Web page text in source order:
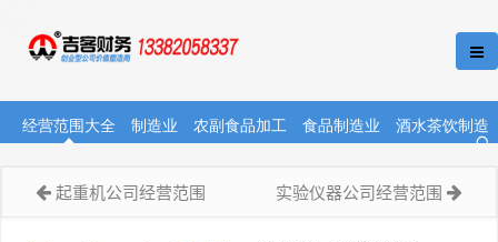
经营范围大全 制造业 农副食品加工 食品制造业 酒水茶饮制造
起重机公司经营范围 实验仪器公司经营范围